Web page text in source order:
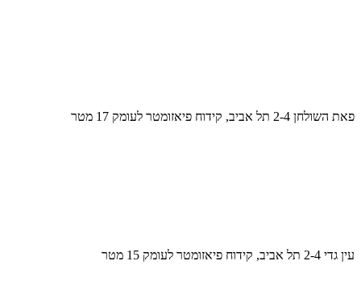
פאת השולחן 2-4 תל אביב, קידוח פיאזומטר לעומק 17 מטר
עין גדי 2-4 תל אביב, קידוח פיאזומטר לעומק 15 מטר